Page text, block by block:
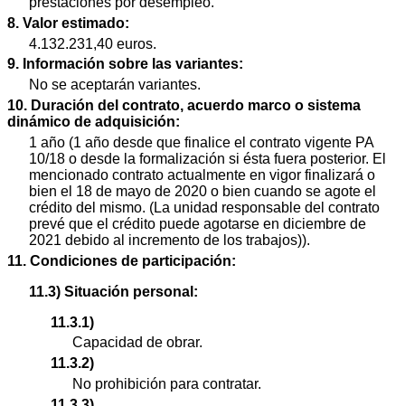
8. Valor estimado:
4.132.231,40 euros.
9. Información sobre las variantes:
No se aceptarán variantes.
10. Duración del contrato, acuerdo marco o sistema
dinámico de adquisición:
1 año (1 año desde que finalice el contrato vigente PA
10/18 o desde la formalización si ésta fuera posterior. El
mencionado contrato actualmente en vigor finalizará o
bien el 18 de mayo de 2020 o bien cuando se agote el
crédito del mismo. (La unidad responsable del contrato
prevé que el crédito puede agotarse en diciembre de
2021 debido al incremento de los trabajos)).
11. Condiciones de participación:
11.3) Situación personal:
11.3.1)
Capacidad de obrar.
11.3.2)
No prohibición para contratar.